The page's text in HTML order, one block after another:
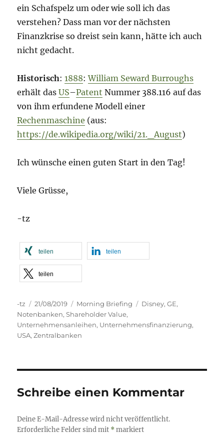
ein Schafspelz um oder wie soll ich das
verstehen? Dass man vor der nächsten
Finanzkrise so dreist sein kann, hätte ich auch
nicht gedacht.
Historisch:1888:William Seward Burroughs
erhält dasUS–Patent Nummer 388.116 auf das
von ihm erfundene Modell einer
Rechenmaschine (aus:
https://de.wikipedia.org/wiki/21._August)
Ich wünsche einen guten Start in den Tag!
Viele Grüsse,
-tz
teilen teilen
teilen
Autor
-tz
Veröffentlicht
am
21/08/2019 Kategorien
Morning Briefing Schlagwörter
Disney,GE,
Notenbanken,Shareholder Value,
Unternehmensanleihen, Unternehmensfinanzierung,
USA,Zentralbanken
Schreibe einen Kommentar
Deine E-Mail-Adresse wird nicht veröffentlicht.
Erforderliche Felder sind mit *markiert